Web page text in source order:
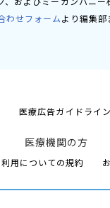
わせフォームより編集部
医療広告ガイドライ
医療機関の方
用についての規約